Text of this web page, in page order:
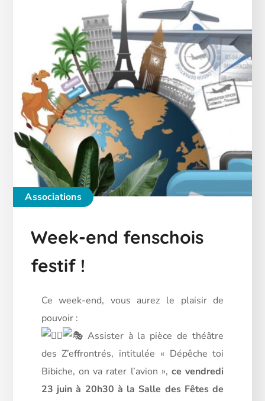
Associations
Week-end fenschois
festif !
Ce week-end, vous aurez le plaisir de
pouvoir :
Assister à la pièce de théâtre
des Z’effrontrés, intitulée « Dépêche toi
Bibiche, on va rater l’avion »,ce vendredi
23 juin à 20h30 à la Salle des Fêtes de